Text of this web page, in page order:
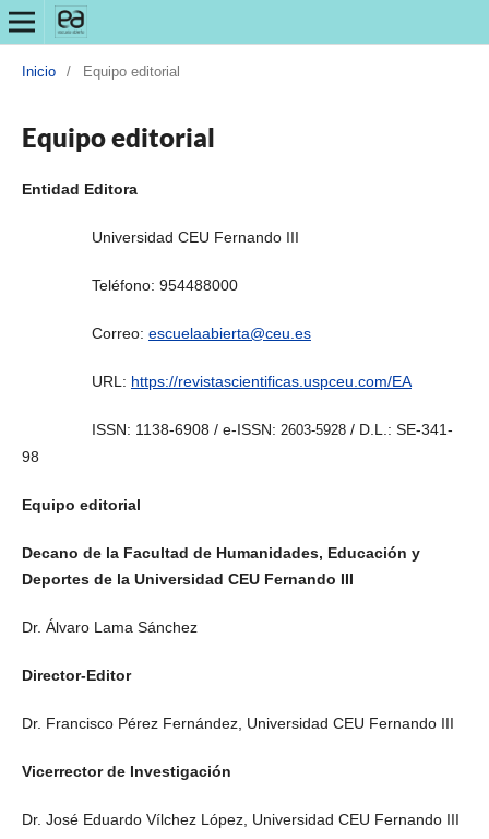
Inicio / Equipo editorial
Equipo editorial
Entidad Editora
Universidad CEU Fernando III
Teléfono: 954488000
Correo: escuelaabierta@ceu.es
URL: https://revistascientificas.uspceu.com/EA
ISSN: 1138-6908 / e-ISSN: 2603-5928/ D.L.: SE-341-
98
Equipo editorial
Decano de la Facultad de Humanidades, Educación y
Deportes de la Universidad CEU Fernando III
Dr. Álvaro Lama Sánchez
Director-Editor
Dr. Francisco Pérez Fernández, Universidad CEU Fernando III
Vicerrector de Investigación
Dr. José Eduardo Vílchez López, Universidad CEU Fernando III